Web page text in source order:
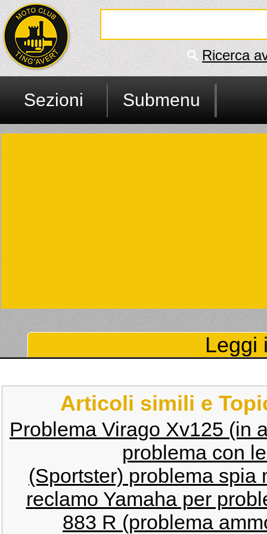
Ricerca
Sezioni Submenu
Leggi
Articoli simili e
Problema Virago Xv125 (in
problema con
(Sportster) problema spia
reclamo Yamaha per
883 R (problema